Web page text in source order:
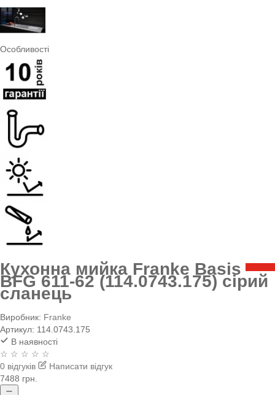
Особливості
Кухонна мийка Franke Basis
BFG 611-62 (114.0743.175) сірий
сланець
Виробник: Franke
Артикул: 114.0743.175
В наявності
☆ ☆ ☆ ☆ ☆
0 відгуків
Написати відгук
7488 грн.